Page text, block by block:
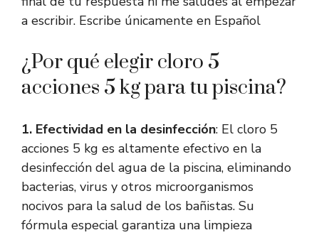
a escribir. Escribe únicamente en Español
¿Por qué elegir cloro 5
acciones 5 kg para tu piscina?
1. Efectividad en la desinfección: El cloro 5
acciones 5 kg es altamente efectivo en la
desinfección del agua de la piscina, eliminando
bacterias, virus y otros microorganismos
nocivos para la salud de los bañistas. Su
fórmula especial garantiza una limpieza